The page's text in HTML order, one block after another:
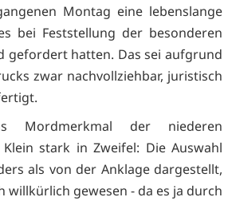
Montag eine lebenslange
bei Feststellung der besonderen
gefordert hatten. Das sei aufgrund
zwar nachvollziehbar, juristisch
Mordmerkmal der niederen
stark in Zweifel: Die Auswahl
als von der Anklage dargestellt,
willkürlich gewesen - da es ja durch